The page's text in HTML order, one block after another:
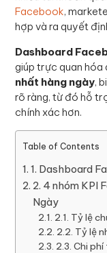
Facebook,
hợp và ra quyết
Dashboard
giúp trực quan
nhất hàng ngày,
rõ ràng, từ đó hỗ
chính xác hơn.
Table of Contents
1. Dashboard
2. 4 nhóm KPI
Ngày
2.1. Tỷ lệ
2.2. Tỷ lệ
2.3. Chi